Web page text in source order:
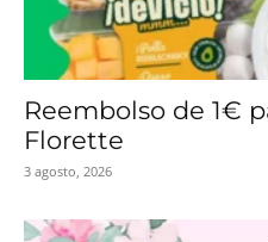
Reembolso de 1€
Florette
3 agosto, 2026